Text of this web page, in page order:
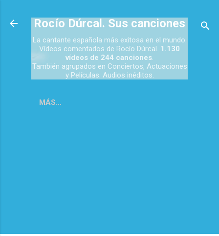
Rocío Dúrcal. Sus canciones
La cantante española más exitosa en el mundo.
Vídeos comentados de Rocío Dúrcal. 1.130
vídeos de 244 canciones.
También agrupados en Conciertos, Actuaciones
y Películas. Audios inéditos.
MÁS…